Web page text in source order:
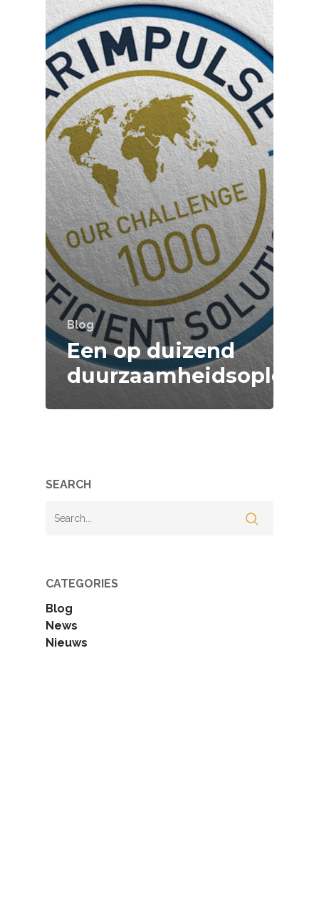
Blog
Een op duizend
SEARCH
CATEGORIES
Blog
News
Nieuws